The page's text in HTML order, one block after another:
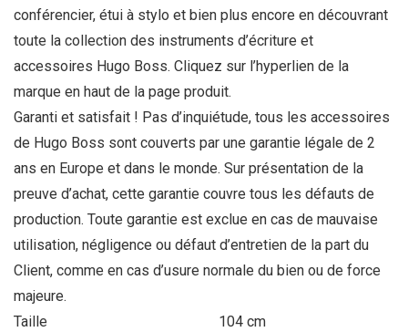
conférencier, étui à stylo et bien plus encore en découvrant
toute la collection des instruments d’écriture et
accessoires Hugo Boss. Cliquez sur l’hyperlien de la
marque en haut de la page produit.
Garanti et satisfait ! Pas d’inquiétude, tous les accessoires
de Hugo Boss sont couverts par une garantie légale de 2
ans en Europe et dans le monde. Sur présentation de la
preuve d’achat, cette garantie couvre tous les défauts de
production. Toute garantie est exclue en cas de mauvaise
utilisation, négligence ou défaut d’entretien de la part du
Client, comme en cas d’usure normale du bien ou de force
majeure.
Taille
104 cm